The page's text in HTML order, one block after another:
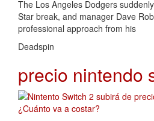
The Los Angeles Dodgers
Star break, and manager Dave
professional approach from his
Deadspin
precio nintendo